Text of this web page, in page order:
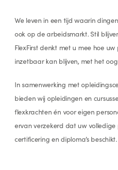
We leven in een tijd waarin
ook op de arbeidsmarkt. Stil
FlexFirst denkt met u mee hoe
inzetbaar kan blijven, met het
In samenwerking met
bieden wij opleidingen en
flexkrachten én voor eigen
ervan verzekerd dat uw volledige
certificering en diploma’s beschikt.